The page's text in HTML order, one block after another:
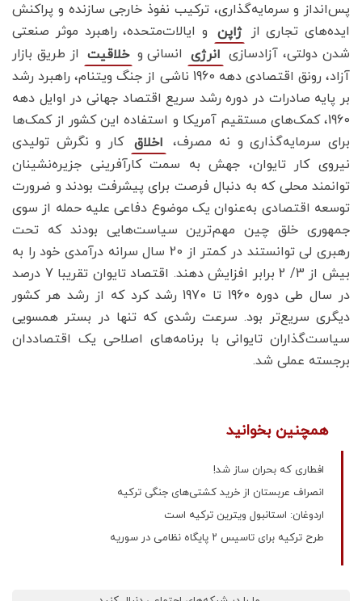
پس‌انداز و سرمایه‌گذاری، ترکیب نفوذ خارجی سازنده و پراکنش
ایده‌های تجاری از
ژاپن و ایالات‌متحده، راهبرد موثر صنعتی
شدن دولتی، آزادسازی انرژی انسانی و خلاقیت از طریق بازار
آزاد، رونق اقتصادی دهه 1960 ناشی از جنگ ویتنام، راهبرد رشد
بر پایه صادرات در دوره رشد سریع اقتصاد جهانی در اوایل دهه
1960، کمک‌های مستقیم آمریکا و استفاده این کشور از کمک‌ها
برای سرمایه‌گذاری و نه مصرف، اخلاق کار و نگرش تولیدی
نیروی کار تایوان، جهش به سمت کارآفرینی جزیره‌نشینان
توانمند محلی که به دنبال فرصت برای پیشرفت بودند و ضرورت
توسعه اقتصادی به‌عنوان یک موضوع دفاعی علیه حمله از سوی
جمهوری خلق چین مهم‌ترین سیاست‌هایی بودند که تحت
رهبری لی توانستند در کمتر از 20 سال سرانه درآمدی خود را به
بیش از 3/ 2 برابر افزایش دهند. اقتصاد تایوان تقریبا 7 درصد
در سال طی دوره 1960 تا 1970 رشد کرد که از رشد هر کشور
دیگری سریع‌تر بود. سرعت رشدی که تنها در بستر همسویی
سیاست‌گذاران تایوانی با برنامه‌های اصلاحی یک اقتصاددان
برجسته عملی شد.
همچنین بخوانید
افطاری که بحران ساز شد!
انصراف عربستان از خرید کشتی‌های جنگی ترکیه
اردوغان: استانبول ویترین ترکیه است
طرح ترکیه برای تاسیس ۲ پایگاه نظامی در سوریه